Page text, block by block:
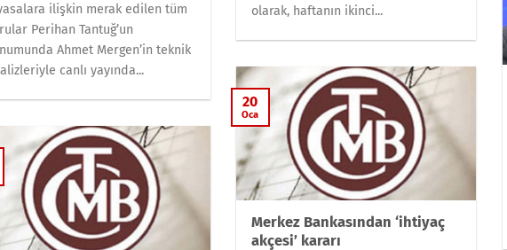
olarak, haftanın ikinci...
ilişkin merak edilen tüm
Perihan Tantuğ’un
Ahmet Mergen’in teknik
canlı yayında...
Merkez Bankasından ‘ihtiyaç
akçesi’ kararı
20
Oca